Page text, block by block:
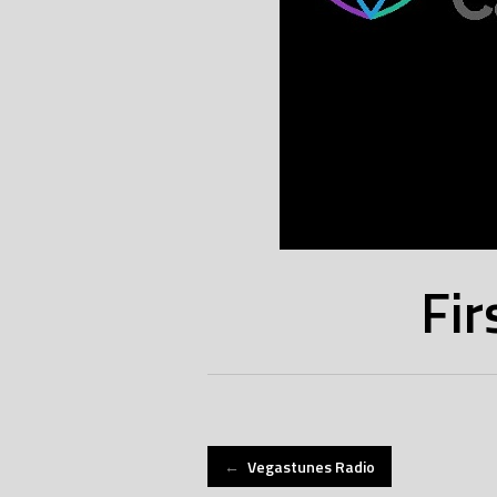
Post
← Vegastunes Radio